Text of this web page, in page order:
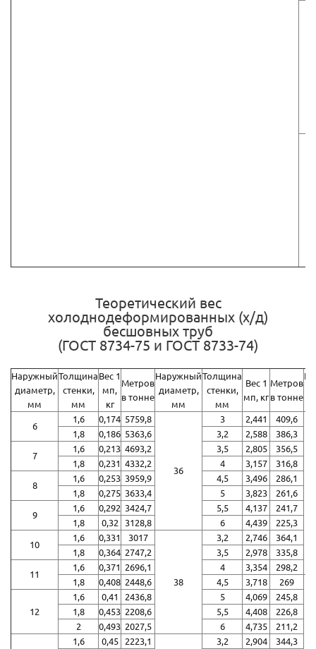
Теоретический вес
холоднодеформированных (х/д)
бесшовных труб
(ГОСТ 8734-75 и ГОСТ 8733-74)
Наружный
диаметр,
мм
Толщина
стенки,
мм
Вес 1
мп,
кг
Метров
в тонне
Наружный
диаметр,
мм
Толщина
стенки,
мм
Вес 1
мп, кг
Метров
в тонне
6
1,6 0,174 5759,8
36
3 2,441
409,6
1,8
0,186 5363,6 3,2 2,588
386,3
7
1,6 0,213 4693,2 3,5 2,805
356,5
1,8
0,231 4332,2 4 3,157
316,8
8
1,6 0,253 3959,9 4,5 3,496
286,1
1,8
0,275 3633,4 5 3,823
261,6
9
1,6 0,292 3424,7 5,5 4,137
241,7
1,8
0,32 3128,8 6 4,439
225,3
10
1,6 0,331 3017
38
3,2 2,746
364,1
1,8
0,364 2747,2 3,5 2,978
335,8
11
1,6 0,371 2696,1 4 3,354
298,2
1,8
0,408 2448,6 4,5 3,718 269
12
1,6 0,41 2436,8 5 4,069
245,8
1,8
0,453 2208,6 5,5 4,408
226,8
2
0,493 2027,5 6 4,735 211,2
1,6 0,45 2223,1 3,2 2,904
344,3